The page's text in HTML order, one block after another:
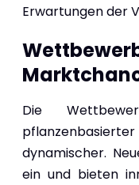
Erwartungen der
Die
dynamischer.
ein und bieten